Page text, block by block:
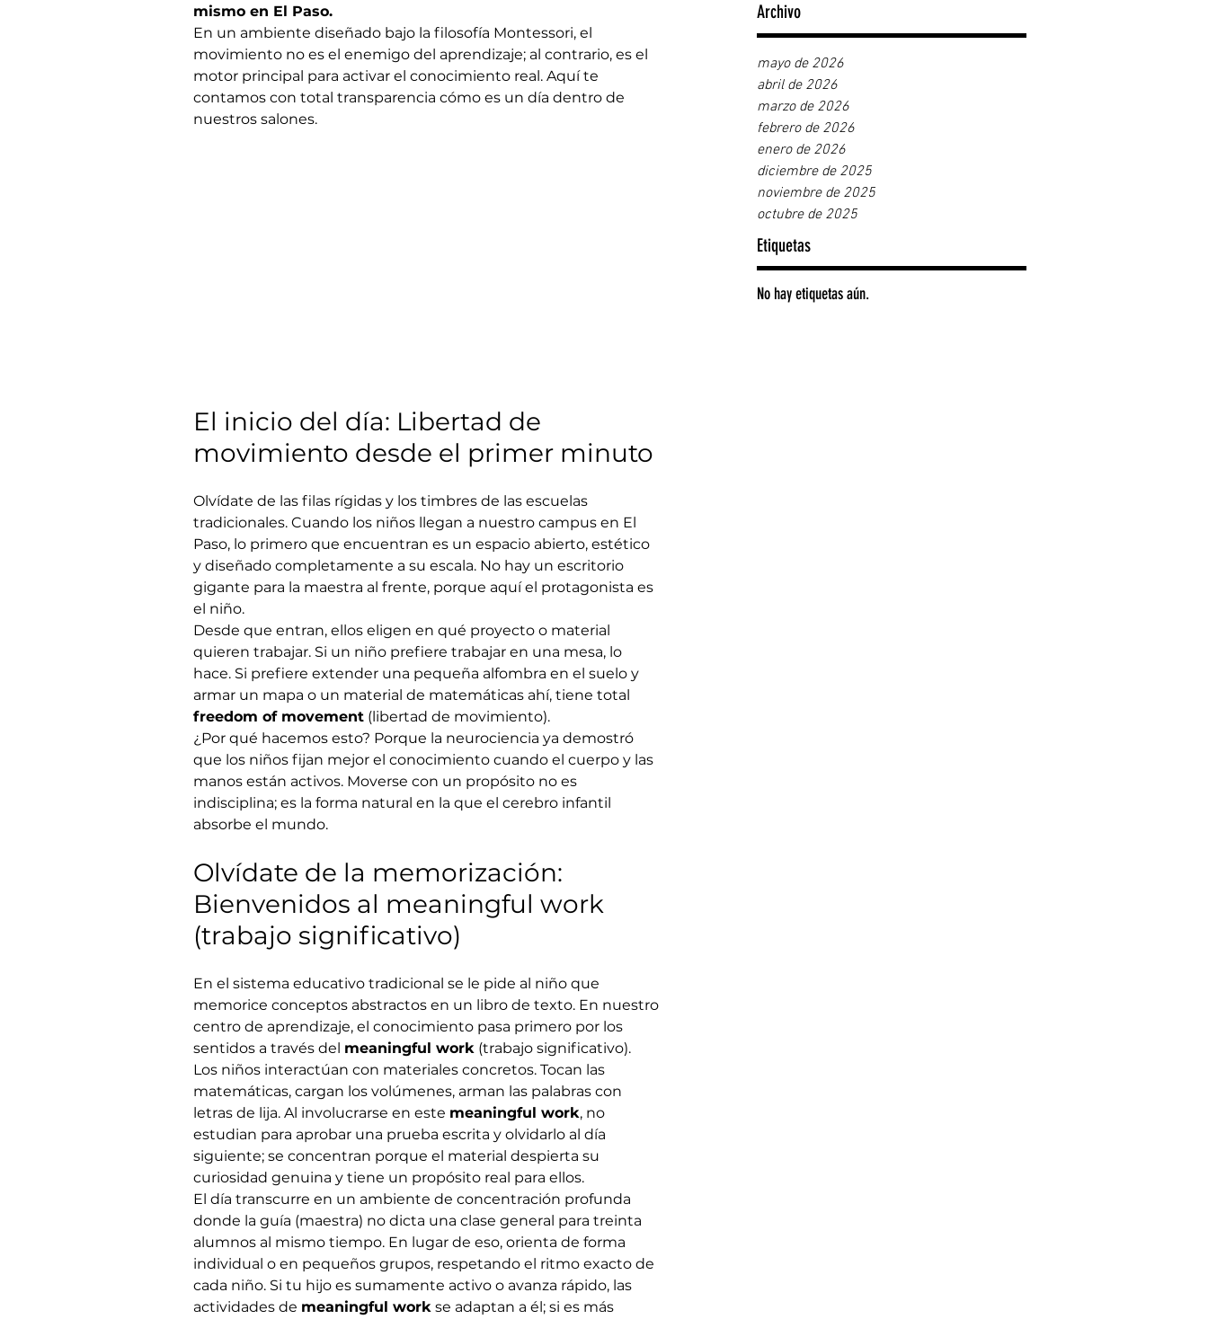
Archivo
mayo de 2026
abril de 2026
marzo de 2026
febrero de 2026
enero de 2026
diciembre de 2025
noviembre de 2025
octubre de 2025
Etiquetas
No hay etiquetas aún.
mismo en El Paso.
En un ambiente diseñado bajo la filosofía Montessori, el
movimiento no es el enemigo del aprendizaje; al contrario, es el
motor principal para activar el conocimiento real. Aquí te
contamos con total transparencia cómo es un día dentro de
nuestros salones.
El inicio del día: Libertad de
movimiento desde el primer minuto
Olvídate de las filas rígidas y los timbres de las escuelas
tradicionales. Cuando los niños llegan a nuestro campus en El
Paso, lo primero que encuentran es un espacio abierto, estético
y diseñado completamente a su escala. No hay un escritorio
gigante para la maestra al frente, porque aquí el protagonista es
el niño.
Desde que entran, ellos eligen en qué proyecto o material
quieren trabajar. Si un niño prefiere trabajar en una mesa, lo
hace. Si prefiere extender una pequeña alfombra en el suelo y
armar un mapa o un material de matemáticas ahí, tiene total
freedom of movement (libertad de movimiento).
¿Por qué hacemos esto? Porque la neurociencia ya demostró
que los niños fijan mejor el conocimiento cuando el cuerpo y las
manos están activos. Moverse con un propósito no es
indisciplina; es la forma natural en la que el cerebro infantil
absorbe el mundo.
Olvídate de la memorización:
Bienvenidos al meaningful work
(trabajo significativo)
En el sistema educativo tradicional se le pide al niño que
memorice conceptos abstractos en un libro de texto. En nuestro
centro de aprendizaje, el conocimiento pasa primero por los
sentidos a través del meaningful work (trabajo significativo).
Los niños interactúan con materiales concretos. Tocan las
matemáticas, cargan los volúmenes, arman las palabras con
letras de lija. Al involucrarse en este meaningful work, no
estudian para aprobar una prueba escrita y olvidarlo al día
siguiente; se concentran porque el material despierta su
curiosidad genuina y tiene un propósito real para ellos.
El día transcurre en un ambiente de concentración profunda
donde la guía (maestra) no dicta una clase general para treinta
alumnos al mismo tiempo. En lugar de eso, orienta de forma
individual o en pequeños grupos, respetando el ritmo exacto de
cada niño. Si tu hijo es sumamente activo o avanza rápido, las
actividades de meaningful work se adaptan a él; si es más